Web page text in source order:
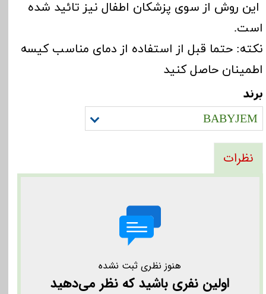
این روش از سوی پزشکان اطفال نیز تائید شده
است.
نکته: حتما قبل از استفاده از دمای مناسب کیسه
اطمینان حاصل کنید
برند
BABYJEM
نظرات
هنوز نظری ثبت نشده
اولین نفری باشید که نظر می‌دهید